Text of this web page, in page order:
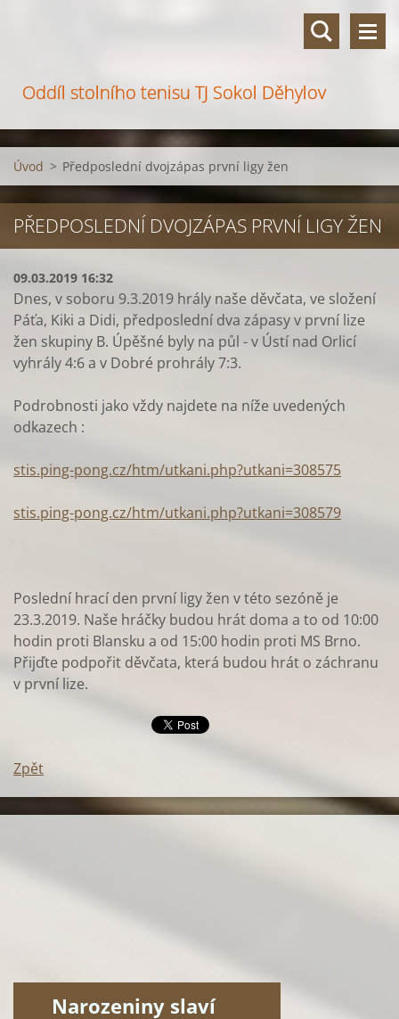
Oddíl stolního tenisu TJ Sokol Děhylov
Úvod > Předposlední dvojzápas první ligy žen
PŘEDPOSLEDNÍ DVOJZÁPAS PRVNÍ LIGY ŽEN
09.03.2019 16:32
Dnes, v soboru 9.3.2019 hrály naše děvčata, ve složení
Páťa, Kiki a Didi, předposlední dva zápasy v první lize
žen skupiny B. Úpěšné byly na půl - v Ústí nad Orlicí
vyhrály 4:6 a v Dobré prohrály 7:3.
Podrobnosti jako vždy najdete na níže uvedených
odkazech :
stis.ping-pong.cz/htm/utkani.php?utkani=308575
stis.ping-pong.cz/htm/utkani.php?utkani=308579
Poslední hrací den první ligy žen v této sezóně je
23.3.2019. Naše hráčky budou hrát doma a to od 10:00
hodin proti Blansku a od 15:00 hodin proti MS Brno.
Přijďte podpořit děvčata, která budou hrát o záchranu
v první lize.
Zpět
Narozeniny slaví